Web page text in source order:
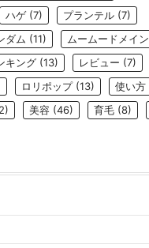
ハゲ (7) プランテル (7)
ダム (11) ムームードメイン
キング (13) レビュー (7)
ロリポップ(13) 使い方
美容 (46) 育毛 (8)